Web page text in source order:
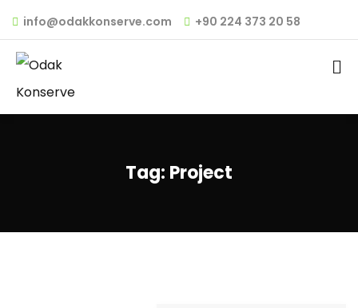
info@odakkonserve.com +90 224 373 20 58
Tag: Project